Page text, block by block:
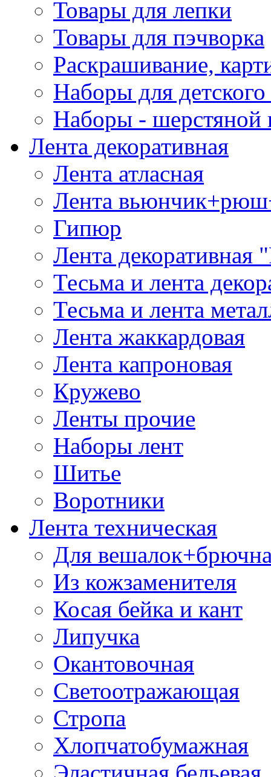
Товары для лепки
Товары для пэчворка
Раскрашивание,
Наборы для
Наборы - шерстяной
Лента декоративная
Лента атласная
Лента
Гипюр
Лента декоративная
Тесьма и лента
Тесьма и лента
Лента жаккардовая
Лента капроновая
Кружево
Ленты прочие
Наборы лент
Шитье
Воротники
Лента техническая
Для
Из кожзаменителя
Косая бейка и кант
Липучка
Окантовочная
Светоотражающая
Стропа
Хлопчатобумажная